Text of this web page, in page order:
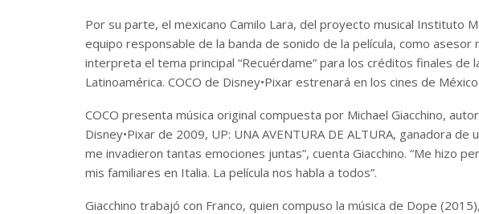
Por su parte, el mexicano Camilo Lara, del proyecto musical Instituto
equipo responsable de la banda de sonido de la película, como asesor
interpreta el tema principal “Recuérdame” para los créditos finales de
Latinoamérica. COCO de Disney•Pixar estrenará en los cines de
COCO presenta música original compuesta por Michael Giacchino,
Disney•Pixar de 2009, UP: UNA AVENTURA DE ALTURA, ganadora de
me invadieron tantas emociones juntas”, cuenta Giacchino. “Me hizo
mis familiares en Italia. La película nos habla a todos”.
Giacchino trabajó con Franco, quien compuso la música de Dope